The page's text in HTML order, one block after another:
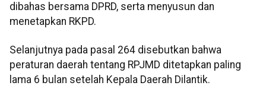
dibahas bersama DPRD, serta menyusun dan
menetapkan RKPD.
Selanjutnya pada pasal 264 disebutkan bahwa
peraturan daerah tentang RPJMD ditetapkan paling
lama 6 bulan setelah Kepala Daerah Dilantik.